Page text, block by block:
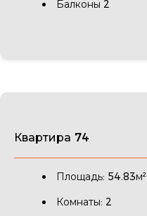
Балконы 2
Квартира 74
Площадь: 54.83м²
Комнаты: 2